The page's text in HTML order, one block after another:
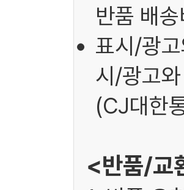
반품 배
표시/광
시/광고
(CJ대한
<반품/교